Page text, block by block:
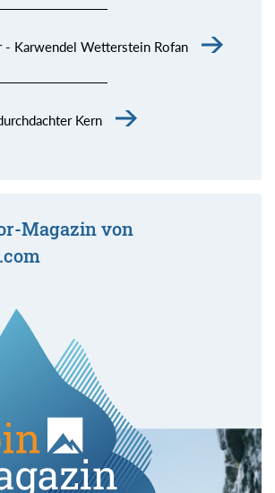
- Karwendel Wetterstein Rofan
Kern
Magazin von